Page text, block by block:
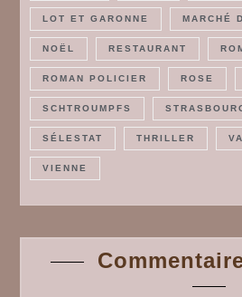
LOT ET GARONNE MARCHÉ
NOËL RESTAURANT
ROMAN POLICIER ROSE
SCHTROUMPFS
SÉLESTAT THRILLER
VIENNE